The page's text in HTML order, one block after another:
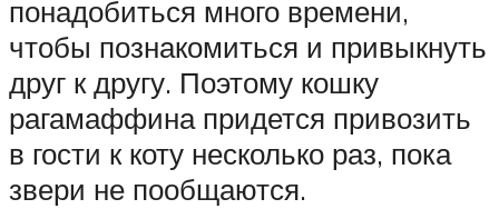
понадобиться много времени,
чтобы познакомиться и привыкнуть
друг к другу. Поэтому кошку
рагамаффина придется привозить
в гости к коту несколько раз, пока
звери не пообщаются.